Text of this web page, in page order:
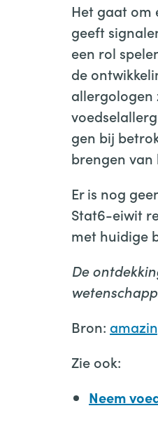
Het gaat om
geeft
een rol
de
allergologen
gen bij
brengen van
Er is nog
Stat6-eiwit
met huidige
De
Bron:
Zie ook:
Neem